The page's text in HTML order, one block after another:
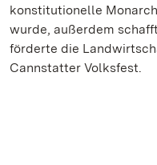
konstitutionelle
wurde, außerdem
förderte die
Cannstatter Volksfest.